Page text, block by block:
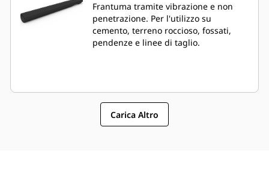
Frantuma tramite vibrazione e non
penetrazione. Per l'utilizzo su
cemento, terreno roccioso, fossati,
pendenze e linee di taglio.
Carica Altro